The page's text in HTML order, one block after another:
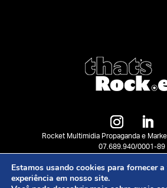
Rocket Multimidia Propaganda e
07.689.940/0001-89
Estamos usando cookies para fornecer
experiência em nosso site.